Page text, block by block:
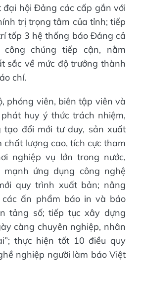
đại hội Đảng các cấp gắn với
trị trọng tâm của tỉnh; tiếp
tốp 3 hệ thống báo Đảng cả
công chúng tiếp cận, nằm
sắc về mức độ trưởng thành
chí.
phóng viên, biên tập viên và
huy ý thức trách nhiệm,
tạo đổi mới tư duy, sản xuất
chất lượng cao, tích cực tham
nghiệp vụ lớn trong nước,
ứng dụng công nghệ
quy trình xuất bản; nâng
các ấn phẩm báo in và báo
tảng số; tiếp tục xây dựng
càng chuyên nghiệp, nhân
thực hiện tốt 10 điều quy
nghiệp người làm báo Việt